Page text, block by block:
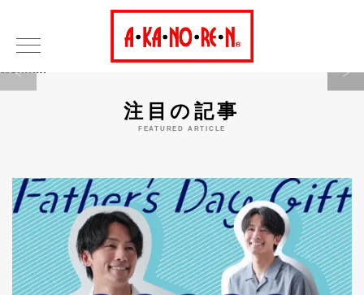
Warning
注目の記事
FEATURED ARTICLE